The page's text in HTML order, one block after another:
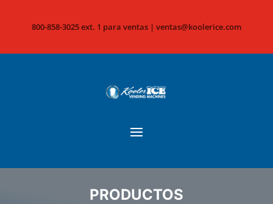
800-858-3025 ext. 1 para ventas | ventas@koolerice.com
PRODUCTOS